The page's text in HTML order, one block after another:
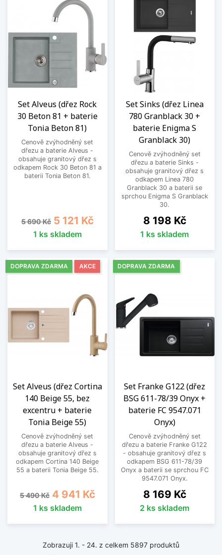
Set Alveus (dřez Rock
30 Beton 81 + baterie
Tonia Beton 81)
Cenově zvýhodněný set
dřezu a baterie Alveus -
obsahuje granitový dřez s
odkapem Rock 30 Beton 81 a
baterii Tonia Beton 81.
Běžná cena
5 690 Kč Cena
5 121 Kč
1 ks skladem
Set Sinks (dřez Linea
780 Granblack 30 +
baterie Enigma S
Granblack 30)
Cenově zvýhodněný set
dřezu a baterie Sinks -
obsahuje granitový dřez s
odkapem Linea 780
Granblack 30 a baterii se
sprchou Enigma S Granblack
30.
Cena
8 198 Kč
1 ks skladem
Set Alveus (dřez Cortina
140 Beige 55, bez
excentru + baterie
Tonia Beige 55)
Cenově zvýhodněný set
dřezu a baterie Alveus -
obsahuje granitový dřez s
odkapem Cortina 140 Beige
55 a baterii Tonia Beige 55.
Běžná cena
5 490 Kč Cena
4 941 Kč
1 ks skladem
DOPRAVA ZDARMA AKCE
Set Franke G122 (dřez
BSG 611-78/39 Onyx +
baterie FC 9547.071
Onyx)
Cenově zvýhodněný set
dřezu a baterie Franke G122
- obsahuje granitový dřez s
odkapem BSG 611-78/39
Onyx a baterii se sprchou FC
9547.071 Onyx.
Cena
8 169 Kč
2 ks skladem
DOPRAVA ZDARMA
Zobrazuji 1. - 24. z celkem 5897 produktů